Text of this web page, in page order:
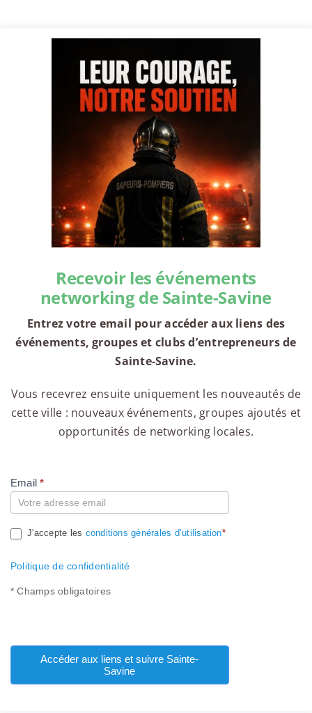
Recevoir les événements
networking de Sainte-Savine
Entrez votre email pour accéder aux liens des
événements, groupes et clubs d’entrepreneurs de
Sainte-Savine.
Vous recevrez ensuite uniquement les nouveautés de
cette ville : nouveaux événements, groupes ajoutés et
opportunités de networking locales.
Compte
Email*
J'accepte les conditions générales d’utilisation*
Politique de confidentialité
* Champs obligatoires
Accéder aux liens et suivre Sainte-
Savine